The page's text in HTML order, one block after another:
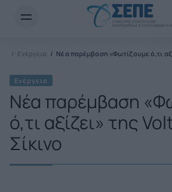
Ενέργεια Νέα παρέμβαση «Φωτίζουμε ό,τι
Ενέργεια
Νέα παρέμβαση
ό,τι αξίζει» της
Σίκινο
Newsletter Email*